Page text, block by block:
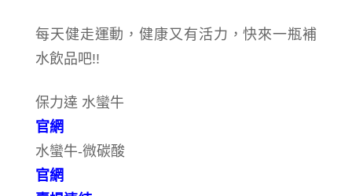
每天健走運動，健康又有活力，快來一瓶補
水飲品吧!!
保力達 水蠻牛
官網
水蠻牛-微碳酸
官網